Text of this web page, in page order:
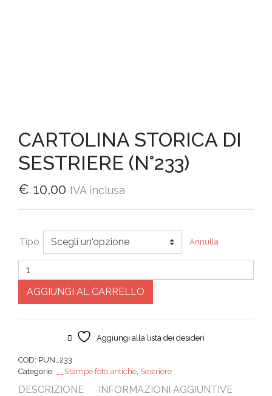
CARTOLINA STORICA DI
SESTRIERE (N°233)
€ 10,00 IVA inclusa
Tipo Annulla
Quantità
AGGIUNGI AL CARRELLO
Aggiungi alla lista dei desideri
COD: PUN_233
Categorie:
__Stampe foto antiche Sestriere
DESCRIZIONE INFORMAZIONI AGGIUNTIVE